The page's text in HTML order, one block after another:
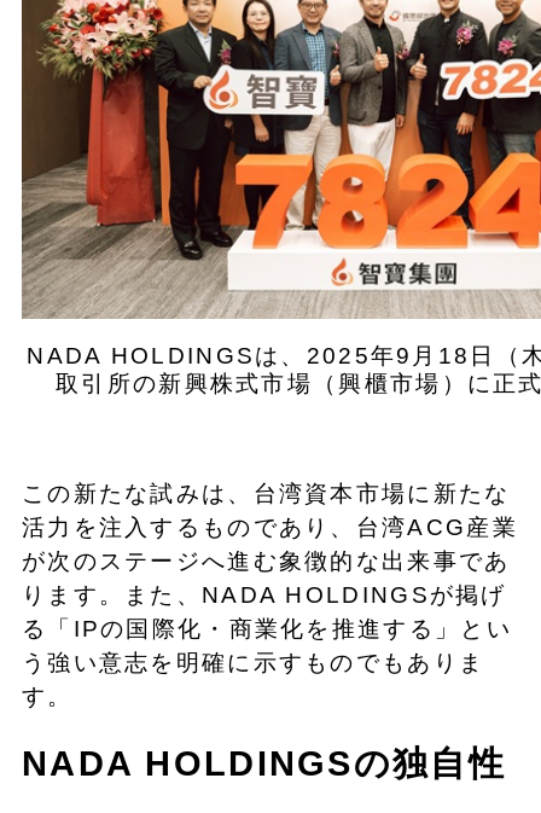
NADA HOLDINGSは、2025年9月18日（
取引所の新興株式市場（興櫃市場）に正
この新たな試みは、台湾資本市場に新たな
活力を注入するものであり、台湾ACG産業
が次のステージへ進む象徴的な出来事であ
ります。また、NADA HOLDINGSが掲げ
る「IPの国際化・商業化を推進する」とい
う強い意志を明確に示すものでもありま
す。
NADA HOLDINGSの独自性